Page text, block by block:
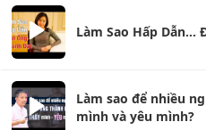
Làm Sao Hấp Dẫn...
Làm sao để nhiều
mình và yêu mình?